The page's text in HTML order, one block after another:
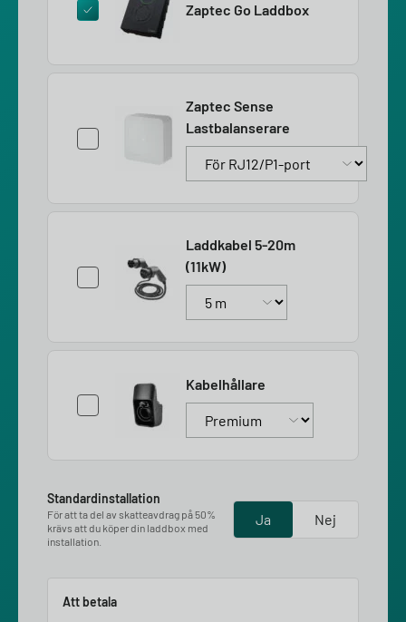
Zaptec Go Laddbox
Zaptec Sense
Lastbalanserare
Laddkabel 5-20m
(11kW)
Kabelhållare
Standardinstallation
För att ta del av skatteavdrag på 50%
krävs att du köper din laddbox med
installation.
Ja Nej
Att betala